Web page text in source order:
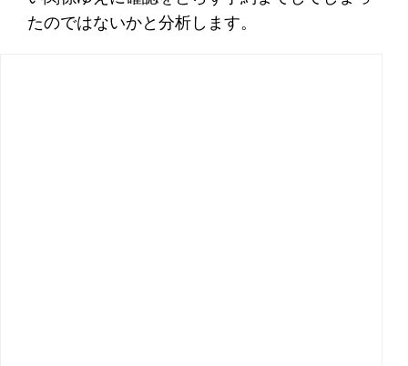
たのではないかと分析します。